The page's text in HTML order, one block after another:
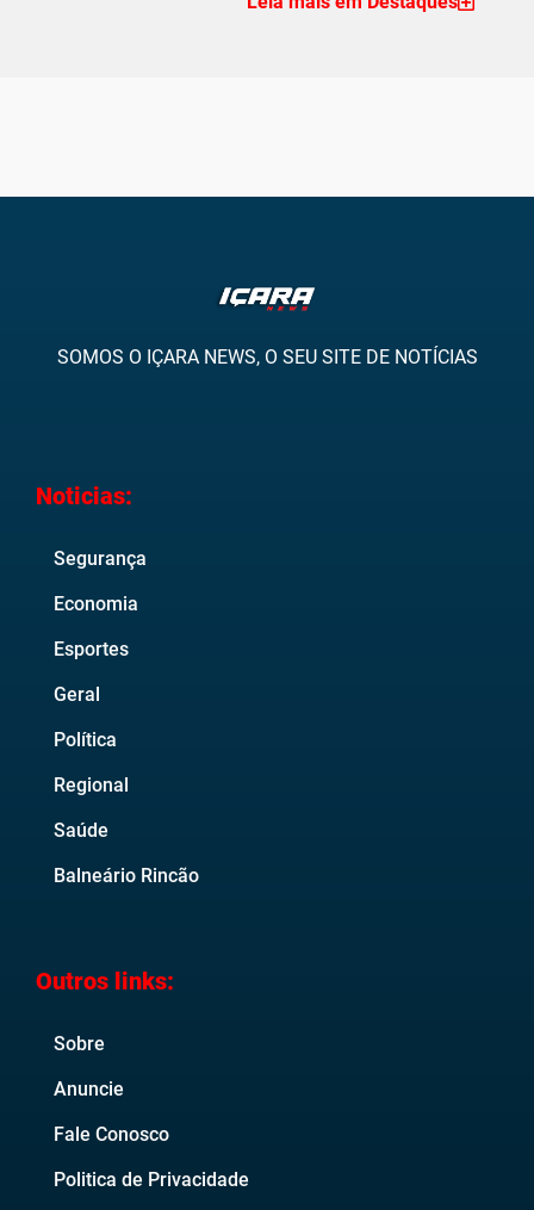
SOMOS O IÇARA NEWS, O SEU SITE DE NOTÍCIAS
Noticias:
Segurança
Economia
Esportes
Geral
Política
Regional
Saúde
Balneário Rincão
Outros links:
Sobre
Anuncie
Fale Conosco
Politica de Privacidade